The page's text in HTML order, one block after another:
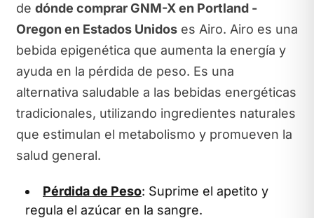
de dónde comprar GNM-X en Portland -
Oregon en Estados Unidoses Airo. Airo es una
bebida epigenética que aumenta la energía y
ayuda en la pérdida de peso. Es una
alternativa saludable a las bebidas energéticas
tradicionales, utilizando ingredientes naturales
que estimulan el metabolismo y promueven la
salud general.
Pérdida de Peso: Suprime el apetito y
regula el azúcar en la sangre.